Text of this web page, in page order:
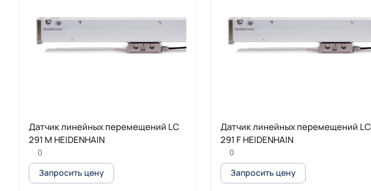
Датчик линейных перемещений LC
291 M HEIDENHAIN
0
Запросить цену
Датчик линейных перемещений LC
291 F HEIDENHAIN
0
Запросить цену